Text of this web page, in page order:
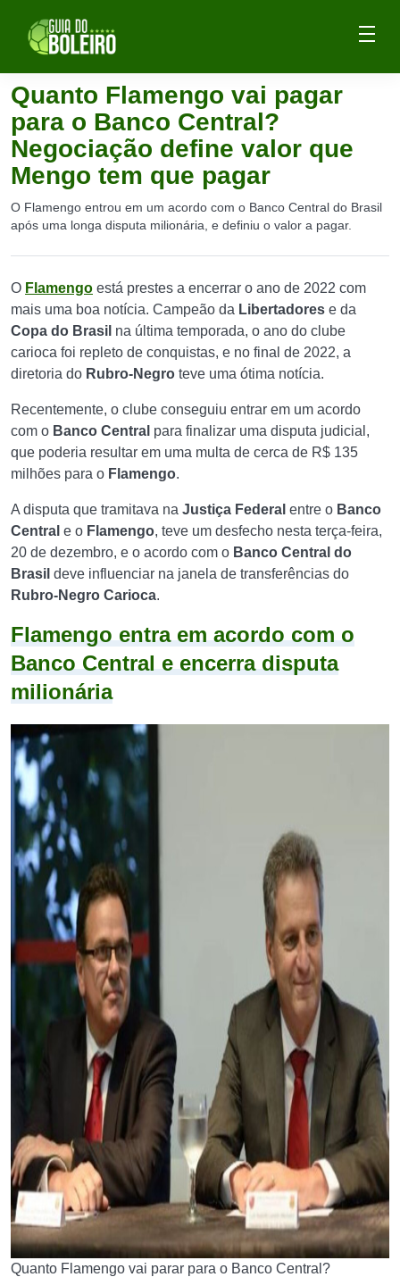
Quanto Flamengo vai pagar
para o Banco Central?
Negociação define valor que
Mengo tem que pagar
O Flamengo entrou em um acordo com o Banco Central do Brasil
após uma longa disputa milionária, e definiu o valor a pagar.
O Flamengo está prestes a encerrar o ano de 2022 com
mais uma boa notícia. Campeão da Libertadores e da
Copa do Brasil na última temporada, o ano do clube
carioca foi repleto de conquistas, e no final de 2022, a
diretoria do Rubro-Negro teve uma ótima notícia.
Recentemente, o clube conseguiu entrar em um acordo
com o Banco Central para finalizar uma disputa judicial,
que poderia resultar em uma multa de cerca de R$ 135
milhões para o Flamengo.
A disputa que tramitava na Justiça Federal entre o Banco
Central e o Flamengo, teve um desfecho nesta terça-feira,
20 de dezembro, e o acordo com o Banco Central do
Brasil deve influenciar na janela de transferências do
Rubro-Negro Carioca.
Flamengo entra em acordo com o
Banco Central e encerra disputa
milionária
Quanto Flamengo vai parar para o Banco Central?